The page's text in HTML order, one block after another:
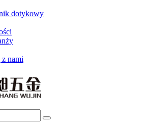
dotykowy
z nami